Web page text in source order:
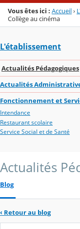
Vous êtes ici : Accueil›
Collège au cinéma
L'établissement
Actualités Pédagogiques
Actualités
Fonctionnement et
Intendance
Restaurant scolaire
Service Social et de Santé
Actualités
Blog
‹ Retour au blog